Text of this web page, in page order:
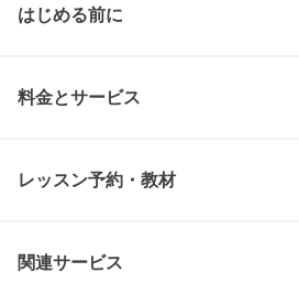
はじめる前に
料金とサービス
レッスン予約・教材
関連サービス